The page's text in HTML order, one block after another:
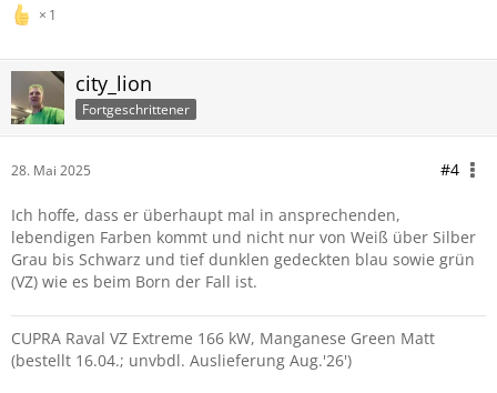
1
city_lion
Fortgeschrittener
28. Mai 2025 #4
Ich hoffe, dass er überhaupt mal in ansprechenden,
lebendigen Farben kommt und nicht nur von Weiß über Silber
Grau bis Schwarz und tief dunklen gedeckten blau sowie grün
(VZ) wie es beim Born der Fall ist.
CUPRA Raval VZ Extreme 166 kW, Manganese Green Matt
(bestellt 16.04.; unvbdl. Auslieferung Aug.'26')